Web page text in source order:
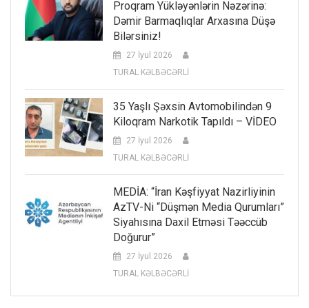
Proqram Yükləyənlərin Nəzərinə:
Dəmir Barmaqlıqlar Arxasına Düşə
Bilərsiniz!
27 İyul 2026
TURAL KƏLBƏCƏRLİ
35 Yaşlı Şəxsin Avtomobilindən 9
Kiloqram Narkotik Tapıldı – VİDEO
27 İyul 2026
TURAL KƏLBƏCƏRLİ
MEDİA: “İran Kəşfiyyat Nazirliyinin
AzTV-Ni “düşmən Media Qurumları”
Siyahısına Daxil Etməsi Təəccüb
Doğurur”
27 İyul 2026
TURAL KƏLBƏCƏRLİ